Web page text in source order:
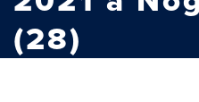
(28)